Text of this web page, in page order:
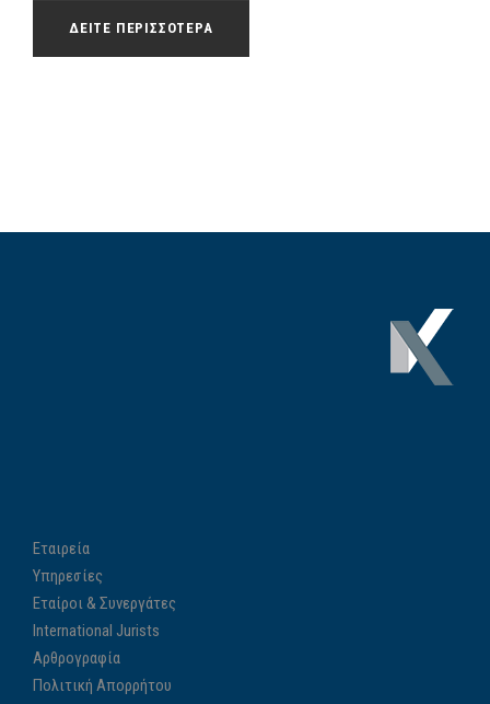
ΔΕΙΤΕ ΠΕΡΙΣΣΟΤΕΡΑ
Εταιρεία
Υπηρεσίες
Εταίροι & Συνεργάτες
International Jurists
Αρθρογραφία
Πολιτική Απορρήτου